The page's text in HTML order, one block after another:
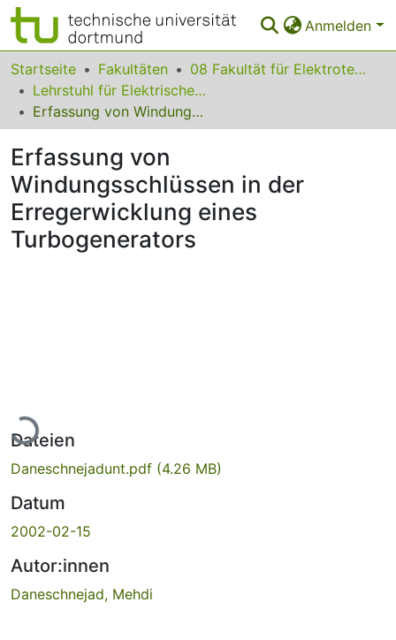
Anmelden
Bereiche & Sammlungen
Das gesamte Repositorium
FAQ
Leitlinien
Zurück zur Startseite
Startseite Fakultäten
08 Fakultät für Elektrotechnik und Informationstechnik
Lehrstuhl für Elektrische Antriebe und Mechatronik
Erfassung von Windungsschlüssen in der Erregerwicklung eines Turbogenerators
Erfassung von
Windungsschlüssen in der
Erregerwicklung eines
Turbogenerators
Lade...
Dateien
Daneschnejadunt.pdf (4.26 MB)
Datum
2002-02-15
Autor:innen
Daneschnejad, Mehdi